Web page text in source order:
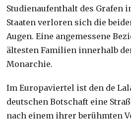
Studienaufenthalt des Grafen
Staaten verloren sich die
Augen. Eine angemessene
ältesten Familien innerhalb
Monarchie.
Im Europaviertel ist den de
deutschen Botschaft eine
nach einem ihrer berühmten